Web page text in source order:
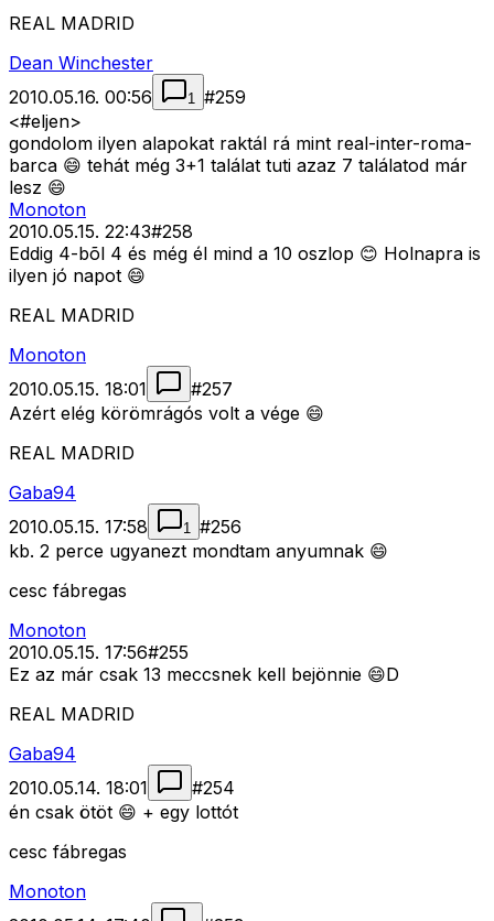
REAL MADRID
Dean Winchester
2010.05.16. 00:56
1 #259
<#eljen>
gondolom ilyen alapokat raktál rá mint real-inter-roma-
barca 😄 tehát még 3+1 találat tuti azaz 7 találatod már
lesz 😄
Monoton
2010.05.15. 22:43#258
Eddig 4-bõl 4 és még él mind a 10 oszlop 😊 Holnapra is
ilyen jó napot 😄
REAL MADRID
Monoton
2010.05.15. 18:01
#257
Azért elég körömrágós volt a vége 😄
REAL MADRID
Gaba94
2010.05.15. 17:58
1 #256
kb. 2 perce ugyanezt mondtam anyumnak 😄
cesc fábregas
Monoton
2010.05.15. 17:56#255
Ez az már csak 13 meccsnek kell bejönnie 😄D
REAL MADRID
Gaba94
2010.05.14. 18:01
#254
én csak ötöt 😄 + egy lottót
cesc fábregas
Monoton